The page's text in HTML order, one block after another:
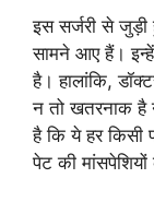
इस सर्जरी से जुड़ी
सामने आए हैं।
है। हालांकि,
न तो खतरनाक है
है कि ये हर किसी
पेट की